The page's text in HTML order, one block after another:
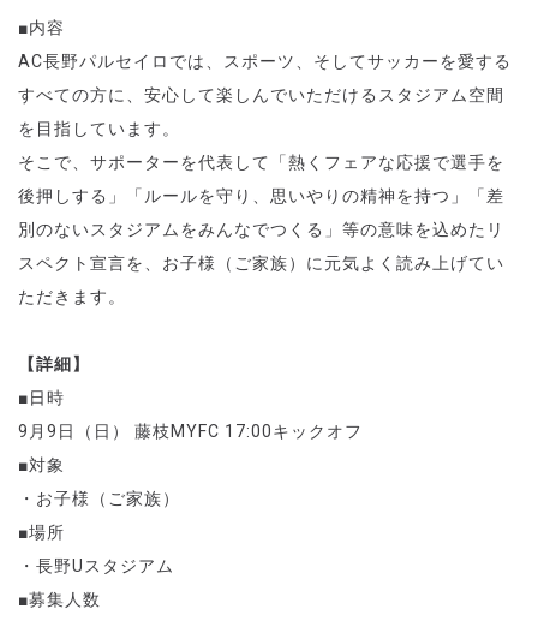
■内容
AC長野パルセイロでは、スポーツ、そしてサッカーを愛する
すべての方に、安心して楽しんでいただけるスタジアム空間
を目指しています。
そこで、サポーターを代表して「熱くフェアな応援で選手を
後押しする」「ルールを守り、思いやりの精神を持つ」「差
別のないスタジアムをみんなでつくる」等の意味を込めたリ
スペクト宣言を、お子様（ご家族）に元気よく読み上げてい
ただきます。
【詳細】
■日時
9月9 日（日） 藤枝MYFC 17:00キックオフ
■対象
・お子様（ご家族）
■場所
・長野U スタジアム
■募集人数